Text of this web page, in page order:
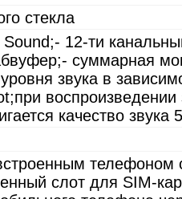
стекла
12-ти
суммарная
звука в
воспроизведении
качество звука
телефоном
слот для SIM-